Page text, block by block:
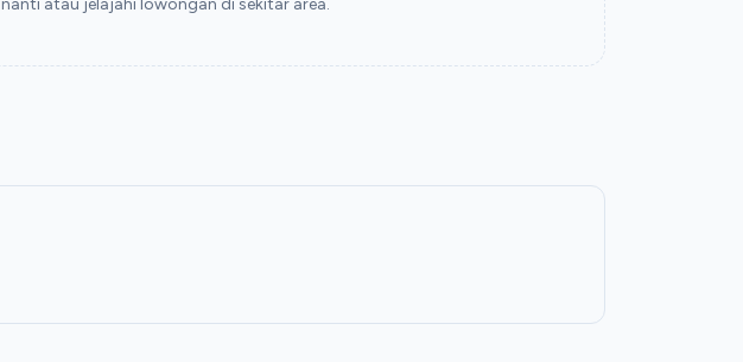
atau jelajahi lowongan di sekitar area.